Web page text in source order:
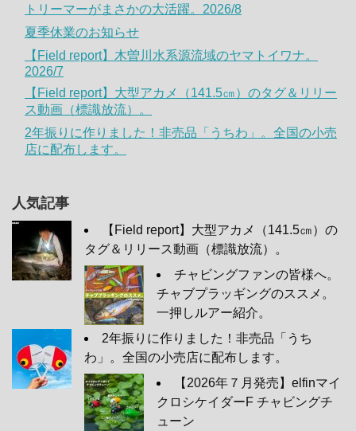
トリーマーがまさかの大活躍。2026/8
夏季休業のお知らせ
【Field report】木曽川水系源流域のヤマトイワナ。
2026/7
【Field report】大型アカメ（141.5㎝）のタグ＆リリー
ス動画（標識放流）。
2年振りに作りました！非売品「うちわ」。全国の小売
店に配布します。
人気記事
【Field report】大型アカメ（141.5㎝）の
タグ＆リリース動画（標識放流）。
チャビングファンの皆様へ。
チャブプラッギングのススメ。
一押しルアー紹介。
2年振りに作りました！非売品「うち
わ」。全国の小売店に配布します。
【2026年７月発売】elfinマイ
クロシケイダーF チャビングチ
ューン